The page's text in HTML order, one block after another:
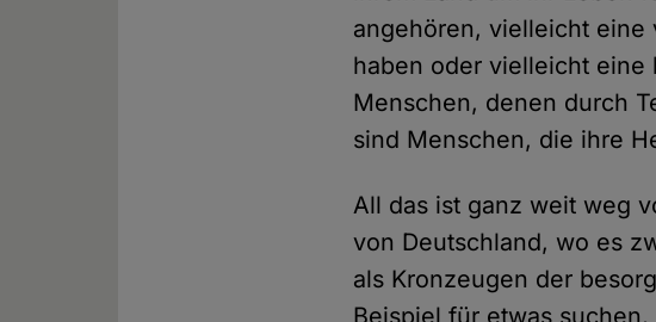
angehören, vielleicht eine
haben oder vielleicht eine
Menschen, denen durch
sind Menschen, die ihre
All das ist ganz weit weg
von Deutschland, wo es
als Kronzeugen der